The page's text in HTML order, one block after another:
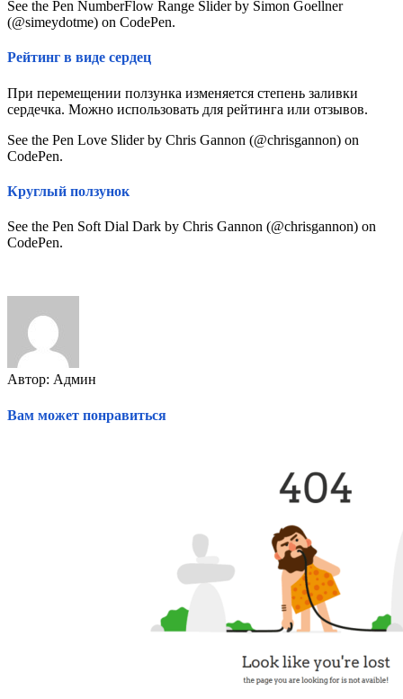
See the Pen NumberFlow Range Slider by Simon Goellner
(@simeydotme) on CodePen.
Рейтинг в виде сердец
При перемещении ползунка изменяется степень заливки
сердечка. Можно использовать для рейтинга или отзывов.
See the Pen Love Slider by Chris Gannon (@chrisgannon) on
CodePen.
Круглый ползунок
See the Pen Soft Dial Dark by Chris Gannon (@chrisgannon) on
CodePen.
Автор: Админ
Вам может понравиться